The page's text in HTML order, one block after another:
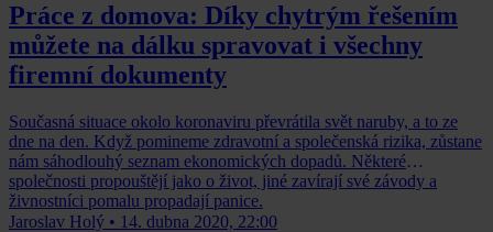
Práce z domova: Díky chytrým řešením
můžete na dálku spravovat i všechny
firemní dokumenty
Současná situace okolo koronaviru převrátila svět naruby, a to ze
dne na den. Když pomineme zdravotní a společenská rizika, zůstane
nám sáhodlouhý seznam ekonomických dopadů. Některé
společnosti propouštějí jako o život, jiné zavírají své závody a
živnostníci pomalu propadají panice.
Jaroslav Holý • 14. dubna 2020, 22:00